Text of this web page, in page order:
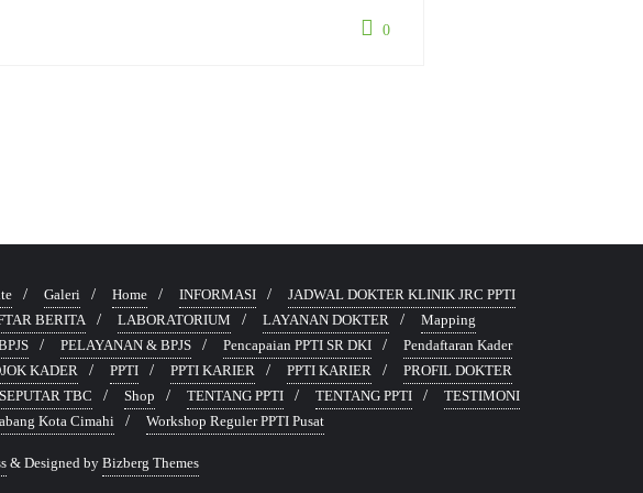
0
Galeri Home INFORMASI
JADWAL DOKTER KLINIK JRC PPTI
BERITA LABORATORIUM LAYANAN DOKTER
Mapping
PELAYANAN & BPJS Pencapaian PPTI SR DKI
Pendaftaran Kader
KADER PPTI PPTI KARIER PPTI KARIER
PROFIL DOKTER
SEPUTAR TBC Shop TENTANG PPTI TENTANG PPTI
TESTIMONI
Kota Cimahi Workshop Reguler PPTI Pusat
& Designed by Bizberg Themes